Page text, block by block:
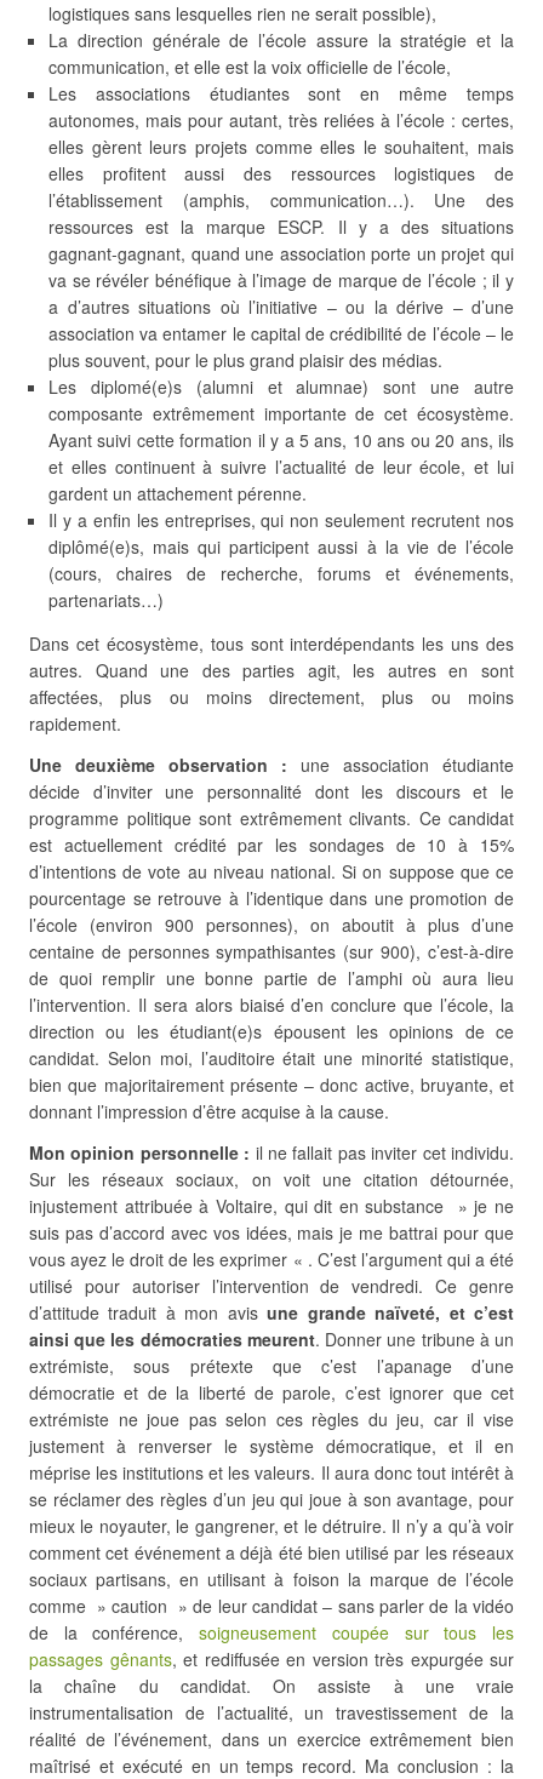
logistiques sans lesquelles rien ne serait possible),
La direction générale de l’école assure la stratégie et la
communication, et elle est la voix officielle de l’école,
Les associations étudiantes sont en même temps
autonomes, mais pour autant, très reliées à l’école : certes,
elles gèrent leurs projets comme elles le souhaitent, mais
elles profitent aussi des ressources logistiques de
l’établissement (amphis, communication…). Une des
ressources est la marque ESCP. Il y a des situations
gagnant-gagnant, quand une association porte un projet qui
va se révéler bénéfique à l’image de marque de l’école ; il y
a d’autres situations où l’initiative – ou la dérive – d’une
association va entamer le capital de crédibilité de l’école – le
plus souvent, pour le plus grand plaisir des médias.
Les diplomé(e)s (alumni et alumnae) sont une autre
composante extrêmement importante de cet écosystème.
Ayant suivi cette formation il y a 5 ans, 10 ans ou 20 ans, ils
et elles continuent à suivre l’actualité de leur école, et lui
gardent un attachement pérenne.
Il y a enfin les entreprises, qui non seulement recrutent nos
diplômé(e)s, mais qui participent aussi à la vie de l’école
(cours, chaires de recherche, forums et événements,
partenariats…)
Dans cet écosystème, tous sont interdépendants les uns des
autres. Quand une des parties agit, les autres en sont
affectées, plus ou moins directement, plus ou moins
rapidement.
Une deuxième observation : une association étudiante
décide d’inviter une personnalité dont les discours et le
programme politique sont extrêmement clivants. Ce candidat
est actuellement crédité par les sondages de 10 à 15%
d’intentions de vote au niveau national. Si on suppose que ce
pourcentage se retrouve à l’identique dans une promotion de
l’école (environ 900 personnes), on aboutit à plus d’une
centaine de personnes sympathisantes (sur 900), c’est-à-dire
de quoi remplir une bonne partie de l’amphi où aura lieu
l’intervention. Il sera alors biaisé d’en conclure que l’école, la
direction ou les étudiant(e)s épousent les opinions de ce
candidat. Selon moi, l’auditoire était une minorité statistique,
bien que majoritairement présente – donc active, bruyante, et
donnant l’impression d’être acquise à la cause.
Mon opinion personnelle : il ne fallait pas inviter cet individu.
Sur les réseaux sociaux, on voit une citation détournée,
injustement attribuée à Voltaire, qui dit en substance » je ne
suis pas d’accord avec vos idées, mais je me battrai pour que
vous ayez le droit de les exprimer « . C’est l’argument qui a été
utilisé pour autoriser l’intervention de vendredi. Ce genre
d’attitude traduit à mon avisune grande naïveté, et c’est
ainsi que les démocraties meurent. Donner une tribune à un
extrémiste, sous prétexte que c’est l’apanage d’une
démocratie et de la liberté de parole, c’est ignorer que cet
extrémiste ne joue pas selon ces règles du jeu, car il vise
justement à renverser le système démocratique, et il en
méprise les institutions et les valeurs. Il aura donc tout intérêt à
se réclamer des règles d’un jeu qui joue à son avantage, pour
mieux le noyauter, le gangrener, et le détruire. Il n’y a qu’à voir
comment cet événement a déjà été bien utilisé par les réseaux
sociaux partisans, en utilisant à foison la marque de l’école
comme » caution » de leur candidat – sans parler de la vidéo
de la conférence,soigneusement coupée sur tous les
passages gênants, et rediffusée en version très expurgée sur
la chaîne du candidat. On assiste à une vraie
instrumentalisation de l’actualité, un travestissement de la
réalité de l’événement, dans un exercice extrêmement bien
maîtrisé et exécuté en un temps record. Ma conclusion : la